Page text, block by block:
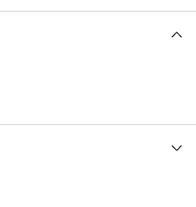
rasteiro e